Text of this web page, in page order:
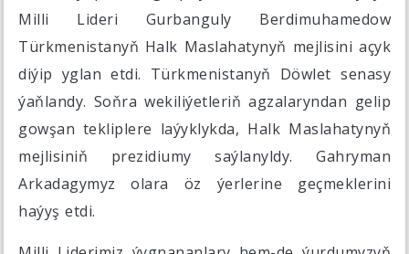
Milli Lideri Gurbanguly Berdimuhamedow
Türkmenistanyň Halk Maslahatynyň mejlisini açyk
diýip yglan etdi. Türkmenistanyň Döwlet senasy
ýaňlandy. Soňra wekiliýetleriň agzalaryndan gelip
gowşan tekliplere laýyklykda, Halk Maslahatynyň
mejlisiniň prezidiumy saýlanyldy. Gahryman
Arkadagymyz olara öz ýerlerine geçmeklerini
haýyş etdi.